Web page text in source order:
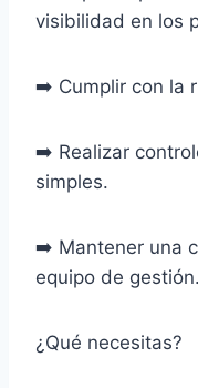
visibilidad en los
➡️ Cumplir con la
➡️ Realizar
simples.
➡️ Mantener una
equipo de gestión.
¿Qué necesitas?